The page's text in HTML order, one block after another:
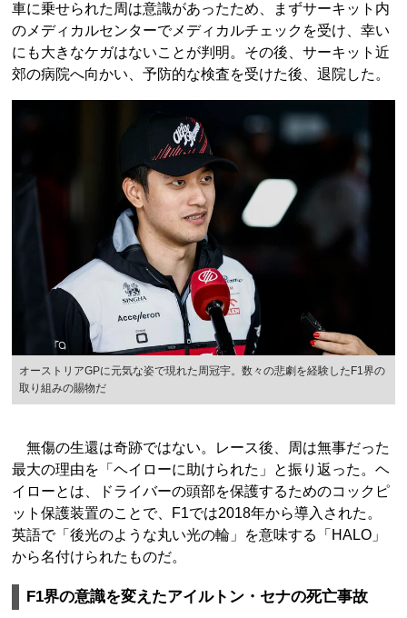
車に乗せられた周は意識があったため、まずサーキット内
のメディカルセンターでメディカルチェックを受け、幸い
にも大きなケガはないことが判明。その後、サーキット近
郊の病院へ向かい、予防的な検査を受けた後、退院した。
オーストリアGPに元気な姿で現れた周冠宇。数々の悲劇を経験したF1界の
取り組みの賜物だ
無傷の生還は奇跡ではない。レース後、周は無事だった
最大の理由を「ヘイローに助けられた」と振り返った。ヘ
イローとは、ドライバーの頭部を保護するためのコックピ
ット保護装置のことで、F1では2018年から導入された。
英語で「後光のような丸い光の輪」を意味する「HALO」
から名付けられたものだ。
F1界の意識を変えたアイルトン・セナの死亡事故